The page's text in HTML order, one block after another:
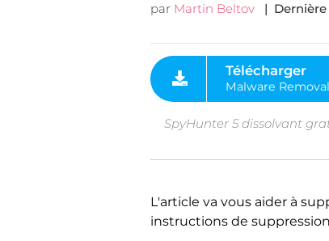
par Martin Beltov |
Malware Removal Tool
SpyHunter 5 dissolvant
L'article va vous aider à
instructions de